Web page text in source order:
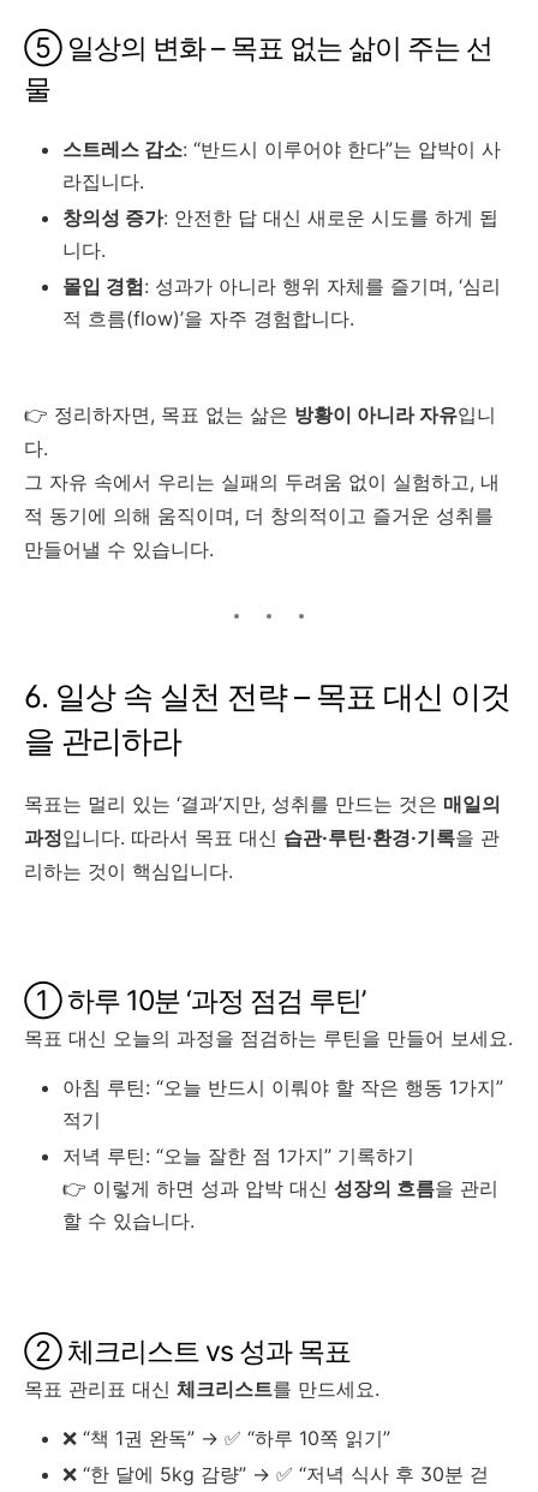
⑤ 일상의 변화 – 목표 없는 삶이 주는 선
물
스트레스 감소: “반드시 이루어야 한다”는 압박이 사
라집니다.
창의성 증가: 안전한 답 대신 새로운 시도를 하게 됩
니다.
몰입 경험: 성과가 아니라 행위 자체를 즐기며, ‘심리
적 흐름(flow)’을 자주 경험합니다.
👉 정리하자면, 목표 없는 삶은 방황이 아니라 자유입니
다.
그 자유 속에서 우리는 실패의 두려움 없이 실험하고, 내
적 동기에 의해 움직이며, 더 창의적이고 즐거운 성취를
만들어낼 수 있습니다.
6. 일상 속 실천 전략 – 목표 대신 이것
을 관리하라
목표는 멀리 있는 ‘결과’지만, 성취를 만드는 것은 매일의
과정입니다. 따라서 목표 대신 습관·루틴·환경·기록을 관
리하는 것이 핵심입니다.
① 하루 10분 ‘과정 점검 루틴’
목표 대신 오늘의 과정을 점검하는 루틴을 만들어 보세요.
아침 루틴: “오늘 반드시 이뤄야 할 작은 행동 1가지”
적기
저녁 루틴: “오늘 잘한 점 1가지” 기록하기
👉 이렇게 하면 성과 압박 대신 성장의 흐름을 관리
할 수 있습니다.
② 체크리스트 vs 성과 목표
목표 관리표 대신 체크리스트를 만드세요.
❌ “책 1권 완독” → ✅ “하루 10쪽 읽기”
❌ “한 달에 5kg 감량” → ✅ “저녁 식사 후 30분 걷